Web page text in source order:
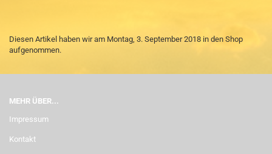
Diesen Artikel haben wir am Montag, 3. September 2018 in den Shop
aufgenommen.
MEHR ÜBER...
Impressum
Kontakt